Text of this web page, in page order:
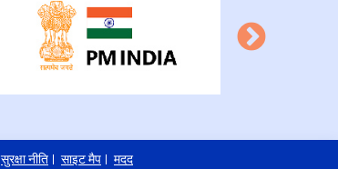
सुरक्षा नीति साइट मैप मदद